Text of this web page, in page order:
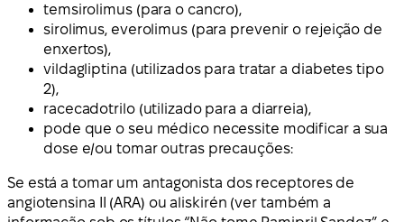
temsirolimus (para o cancro),
sirolimus, everolimus (para prevenir o rejeição de
enxertos),
vildagliptina (utilizados para tratar a diabetes tipo
2),
racecadotrilo (utilizado para a diarreia),
pode que o seu médico necessite modificar a sua
dose e/ou tomar outras precauções:
Se está a tomar um antagonista dos receptores de
angiotensina II (ARA) ou aliskirén (ver também a